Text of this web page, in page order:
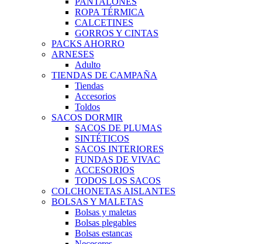
ROPA TÉRMICA
CALCETINES
GORROS Y CINTAS
PACKS AHORRO
ARNESES
Adulto
TIENDAS DE CAMPAÑA
Tiendas
Accesorios
Toldos
SACOS DORMIR
SACOS DE PLUMAS
SINTÉTICOS
SACOS INTERIORES
FUNDAS DE VIVAC
ACCESORIOS
TODOS LOS SACOS
COLCHONETAS AISLANTES
BOLSAS Y MALETAS
Bolsas y maletas
Bolsas plegables
Bolsas estancas